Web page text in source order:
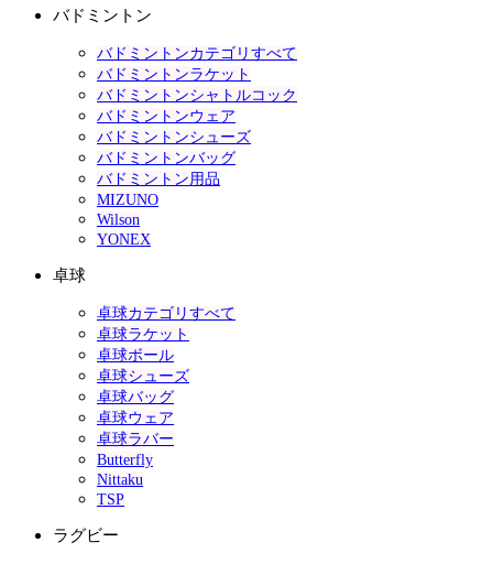
バドミントン
バドミントンカテゴリすべて
バドミントンラケット
バドミントンシャトルコック
バドミントンウェア
バドミントンシューズ
バドミントンバッグ
バドミントン用品
MIZUNO
Wilson
YONEX
卓球
卓球カテゴリすべて
卓球ラケット
卓球ボール
卓球シューズ
卓球バッグ
卓球ウェア
卓球ラバー
Butterfly
Nittaku
TSP
ラグビー